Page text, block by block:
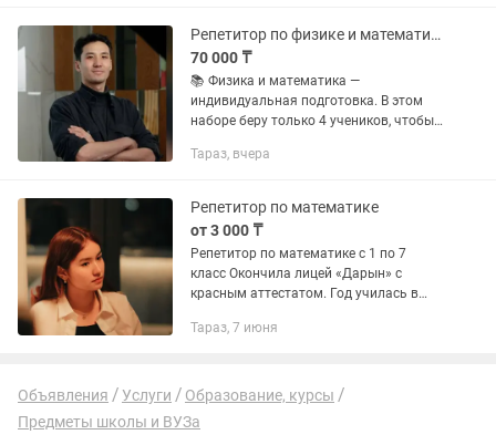
Разобраться в...
Репетитор по физике и математике. ЕНТ, SAT, НИШ, БИЛ, РФМШ
70 000 ₸
📚 Физика и математика —
индивидуальная подготовка. В этом
наборе беру только 4 учеников, чтобы
внимания и контролировать его
Жасуланович —...
Тараз, вчера
Репетитор по математике
от 3 000 ₸
Репетитор по математике с 1 по 7
класс Окончила лицей «Дарын» с
красным аттестатом. Год училась в
обучения: индивидуально, оффлайн/
Тараз, 7 июня
Объявления Услуги
Образование, курсы
Предметы школы и ВУЗа